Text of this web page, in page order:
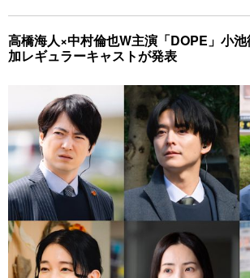
高橋海人×中村倫也W主演「DOPE」小
加レギュラーキャストが発表